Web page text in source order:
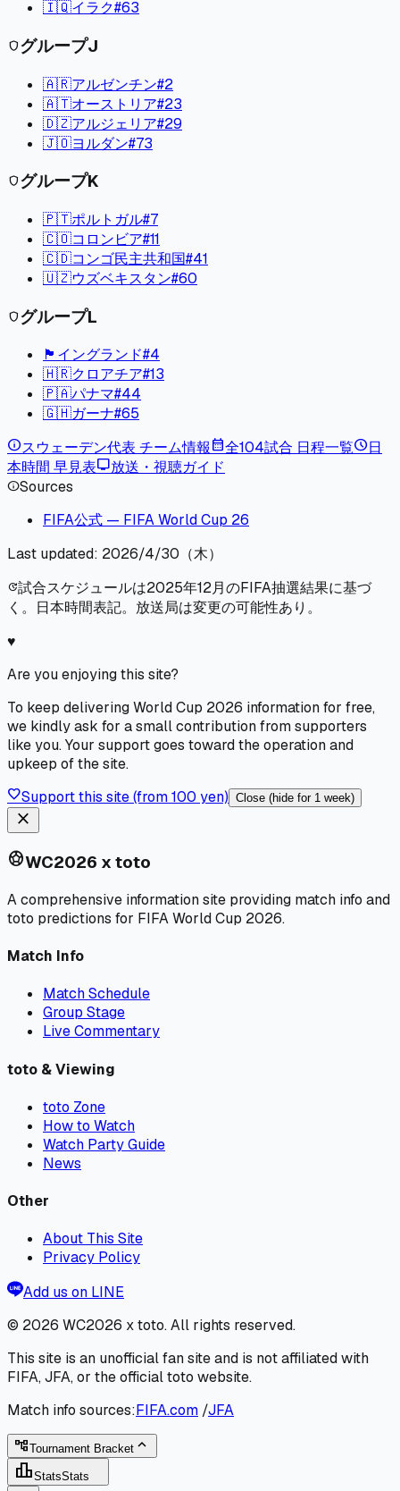
🇮🇶イラク#63
shieldグループJ
🇦🇷アルゼンチン#2
🇦🇹オーストリア#23
🇩🇿アルジェリア#29
🇯🇴ヨルダン#73
shieldグループK
🇵🇹ポルトガル#7
🇨🇴コロンビア#11
🇨🇩コンゴ民主共和国#41
🇺🇿ウズベキスタン#60
shieldグループL
🏴󠁧󠁢󠁥󠁮󠁧󠁿 イングランド#4
🇭🇷クロアチア#13
🇵🇦パナマ#44
🇬🇭ガーナ#65
infoスウェーデン代表 チーム情報calendar_month全104試合 日程一覧schedule日
本時間 早見表tv放送・視聴ガイド
infoSources
FIFA公式 — FIFA World Cup 26
Last updated: 2026/4/30（木）
update試合スケジュールは2025年12月のFIFA抽選結果に基づ
く。日本時間表記。放送局は変更の可能性あり。
♥
Are you enjoying this site?
To keep delivering World Cup 2026 information for free,
we kindly ask for a small contribution from supporters
like you. Your support goes toward the operation and
upkeep of the site.
favoriteSupport this site (from 100 yen) Close (hide for 1 week)
close
sports_soccerWC2026 x toto
A comprehensive information site providing match info and
toto predictions for FIFA World Cup 2026.
Match Info
Match Schedule
Group Stage
Live Commentary
toto & Viewing
toto Zone
How to Watch
Watch Party Guide
News
Other
About This Site
Privacy Policy
Add us on LINE
© 2026 WC2026 x toto. All rights reserved.
This site is an unofficial fan site and is not affiliated with
FIFA, JFA, or the official toto website.
Match info sources:FIFA.com /JFA
account_treeTournament Bracket expand_less
leaderboardStatsStats